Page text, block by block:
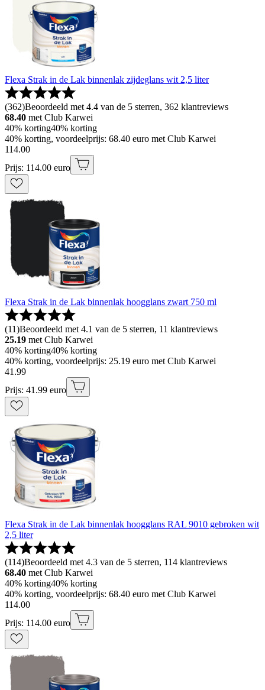
Flexa Strak in de Lak binnenlak zijdeglans wit 2,5 liter
(362)Beoordeeld met 4.4 van de 5 sterren, 362 klantreviews
68.40 met Club Karwei
40% korting40% korting
40% korting, voordeelprijs: 68.40 euro met Club Karwei
114.00
Prijs: 114.00 euro
Flexa Strak in de Lak binnenlak hoogglans zwart 750 ml
(11)Beoordeeld met 4.1 van de 5 sterren, 11 klantreviews
25.19 met Club Karwei
40% korting40% korting
40% korting, voordeelprijs: 25.19 euro met Club Karwei
41 .99
Prijs: 41.99 euro
Flexa Strak in de Lak binnenlak hoogglans RAL 9010 gebroken wit
2,5 liter
(114)Beoordeeld met 4.3 van de 5 sterren, 114 klantreviews
68.40 met Club Karwei
40% korting40% korting
40% korting, voordeelprijs: 68.40 euro met Club Karwei
114.00
Prijs: 114.00 euro